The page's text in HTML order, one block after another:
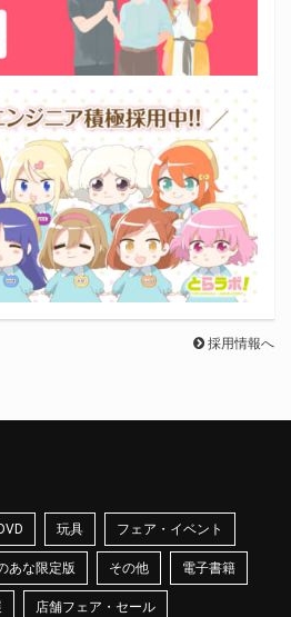
採用情報へ
玩具 フェア・イベント
あな限定版 その他 電子書籍
店舗フェア・セール